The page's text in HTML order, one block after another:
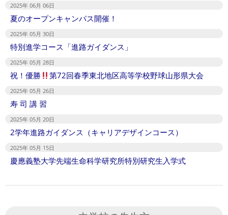
2025年 06月 06日
夏のオープンキャンパス開催！
2025年 05月 30日
特別進学コース「進路ガイダンス」
2025年 05月 28日
祝！優勝 第72回春季東北地区高等学校野球山形県大会
2025年 05月 26日
寿 司 講 習
2025年 05月 20日
2学年進路ガイダンス（キャリアデザインコース）
2025年 05月 15日
慶應義塾大学先端生命科学研究所特別研究生入学式